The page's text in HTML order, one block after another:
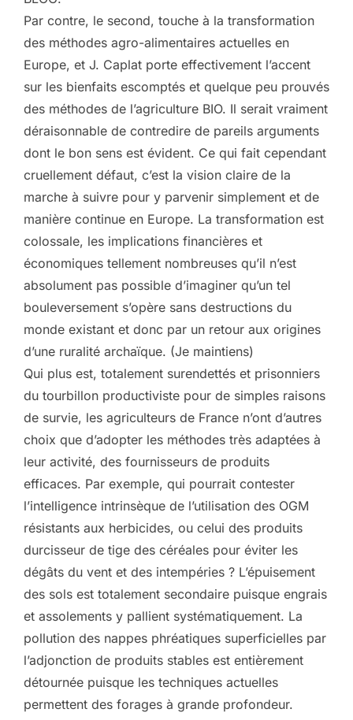
Par contre, le second, touche à la transformation
des méthodes agro-alimentaires actuelles en
Europe, et J. Caplat porte effectivement l’accent
sur les bienfaits escomptés et quelque peu prouvés
des méthodes de l’agriculture BIO. Il serait vraiment
déraisonnable de contredire de pareils arguments
dont le bon sens est évident. Ce qui fait cependant
cruellement défaut, c’est la vision claire de la
marche à suivre pour y parvenir simplement et de
manière continue en Europe. La transformation est
colossale, les implications financières et
économiques tellement nombreuses qu’il n’est
absolument pas possible d’imaginer qu’un tel
bouleversement s’opère sans destructions du
monde existant et donc par un retour aux origines
d’une ruralité archaïque. (Je maintiens)
Qui plus est, totalement surendettés et prisonniers
du tourbillon productiviste pour de simples raisons
de survie, les agriculteurs de France n’ont d’autres
choix que d’adopter les méthodes très adaptées à
leur activité, des fournisseurs de produits
efficaces. Par exemple, qui pourrait contester
l’intelligence intrinsèque de l’utilisation des OGM
résistants aux herbicides, ou celui des produits
durcisseur de tige des céréales pour éviter les
dégâts du vent et des intempéries ? L’épuisement
des sols est totalement secondaire puisque engrais
et assolements y pallient systématiquement. La
pollution des nappes phréatiques superficielles par
l’adjonction de produits stables est entièrement
détournée puisque les techniques actuelles
permettent des forages à grande profondeur.